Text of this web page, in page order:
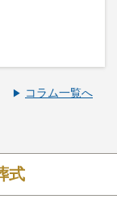
コラム一覧へ
式